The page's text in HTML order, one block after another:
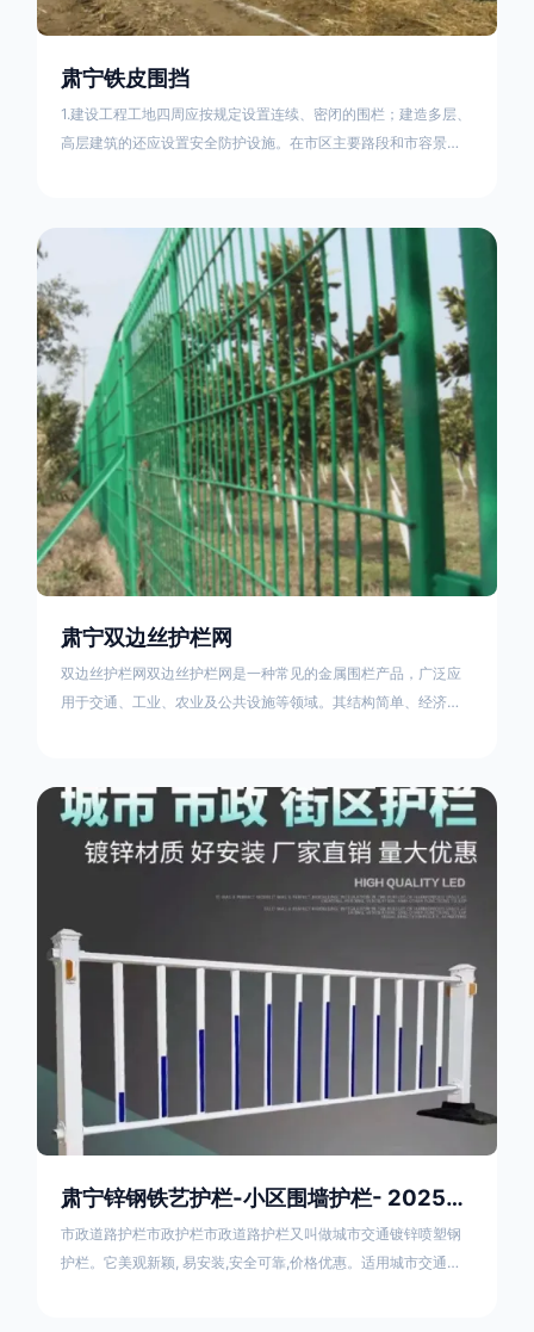
肃宁铁皮围挡
1.建设工程工地四周应按规定设置连续、密闭的围栏；建造多层、
高层建筑的还应设置安全防护设施。在市区主要路段和市容景观
料应保证围栏稳固、整洁、美观。市政工程项目工地，可按工程
进度分段设置围栏或按规定使用统一的连续性护栏设施。施工单
位不得在工地围栏外堆放建筑材料、垃圾和工程渣土。在
肃宁双边丝护栏网
双边丝护栏网双边丝护栏网是一种常见的金属围栏产品，广泛应
用于交通、工业、农业及公共设施等领域。其结构简单、经济实
边丝护栏网由低碳钢丝（Q235材质）通过焊接或编织形成网格结
构，网片两侧各有一根加固的纵向钢丝（双边丝），用于与立柱
连接固定。其表面通常采用镀锌、喷塑或浸塑处理，以增强耐腐
肃宁锌钢铁艺护栏-小区围墙护栏- 2025年17631598285新报价
市政道路护栏市政护栏市政道路护栏又叫做城市交通镀锌喷塑钢
护栏。它美观新颖, 易安装,安全可靠,价格优惠。适用城市交通要